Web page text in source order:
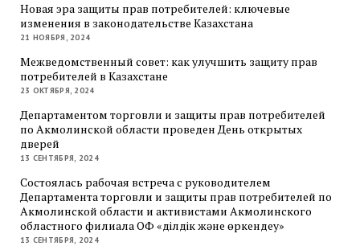
Новая эра защиты прав потребителей: ключевые
изменения в законодательстве Казахстана
21 НОЯБРЯ, 2024
Межведомственный совет: как улучшить защиту прав
потребителей в Казахстане
23 ОКТЯБРЯ, 2024
Департаментом торговли и защиты прав потребителей
по Акмолинской области проведен День открытых
дверей
13 СЕНТЯБРЯ, 2024
Состоялась рабочая встреча с руководителем
Департамента торговли и защиты прав потребителей по
Акмолинской области и активистами Акмолинского
областного филиала ОФ «Әділдік және өркендеу»
13 СЕНТЯБРЯ, 2024